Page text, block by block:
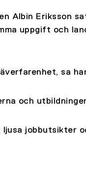
Albin Eriksson
uppgift och
sa
och
ljusa jobbutsikter